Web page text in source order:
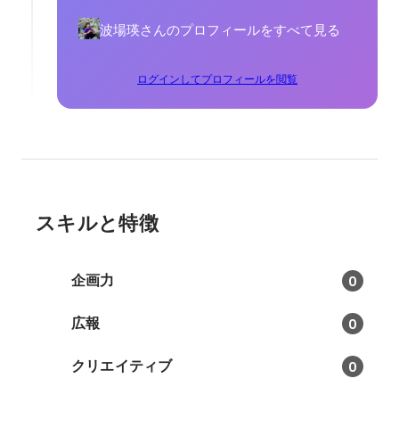
波場瑛さんのプロフィールをすべて見る
ログインしてプロフィールを閲覧
スキルと特徴
企画力 0
広報 0
クリエイティブ 0